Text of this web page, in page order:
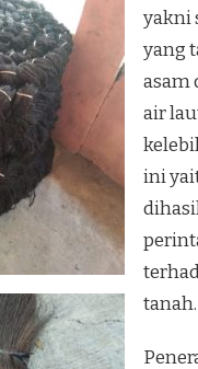
yakni
yang
asam
air
ini
tanah.